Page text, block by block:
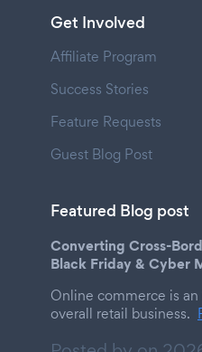
Get Involved
Affiliate Program
Success Stories
Feature Requests
Guest Blog Post
Featured Blog post
Converting Cross-
Black Friday & Cyber
Online commerce is
overall retail business.